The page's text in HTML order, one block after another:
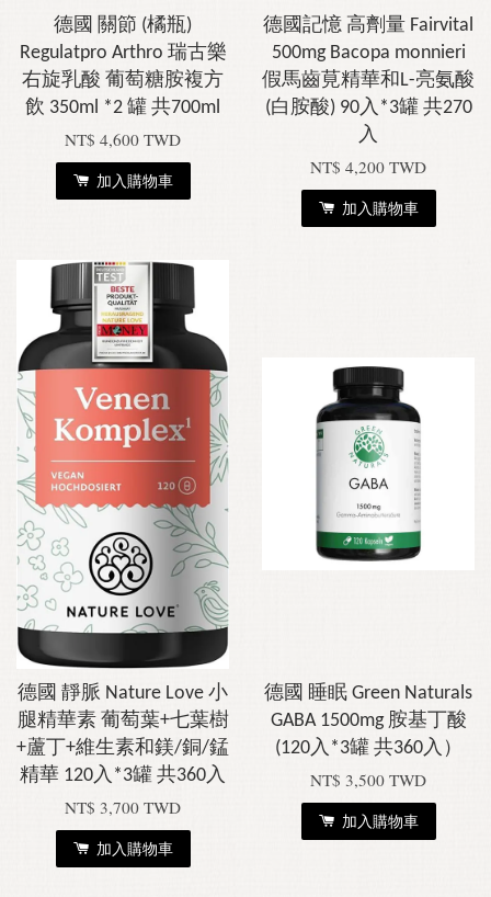
德國 關節 (橘瓶)
Regulatpro Arthro 瑞古樂
右旋乳酸 葡萄糖胺複方
飲 350ml *2 罐 共700ml
NT$ 4,600 TWD
加入購物車
德國記憶 高劑量 Fairvital
500mg Bacopa monnieri
假馬齒莧精華和L-亮氨酸
(白胺酸) 90入*3罐 共270
入
NT$ 4,200 TWD
加入購物車
德國 靜脈 Nature Love 小
腿精華素 葡萄葉+七葉樹
+蘆丁+維生素和鎂/銅/錳
精華 120入*3罐 共360入
NT$ 3,700 TWD
加入購物車
德國 睡眠 Green Naturals
GABA 1500mg 胺基丁酸
(120入*3罐 共360入）
NT$ 3,500 TWD
加入購物車